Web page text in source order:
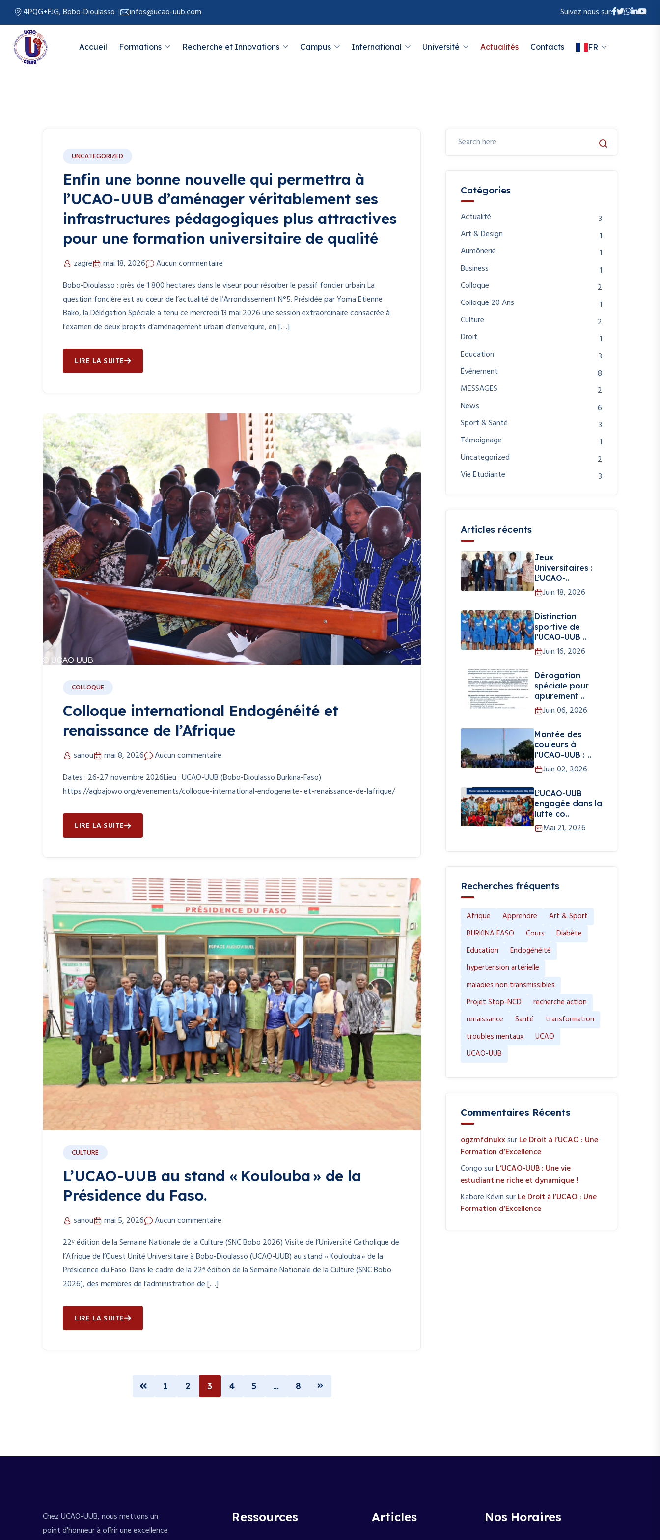
4PQG+FJG, Bobo-Dioulasso infos@ucao-uub.com Suivez nous sur:
Accueil Formations Recherche et Innovations Campus International Université Actualités Contacts FR
UNCATEGORIZED
Enfin une bonne nouvelle qui permettra à
l’UCAO-UUB d’aménager véritablement ses
infrastructures pédagogiques plus attractives
pour une formation universitaire de qualité
zagre mai 18, 2026
Aucun commentaire
Bobo-Dioulasso : près de 1 800 hectares dans le viseur pour résorber le passif foncier urbain La
question foncière est au cœur de l’actualité de l’Arrondissement N°5. Présidée par Yoma Etienne
Bako, la Délégation Spéciale a tenu ce mercredi 13 mai 2026 une session extraordinaire consacrée à
l’examen de deux projets d’aménagement urbain d’envergure, en […]
LIRE LA SUITE
COLLOQUE
Colloque international Endogénéité et
renaissance de l’Afrique
sanou mai 8, 2026
Aucun commentaire
Dates : 26-27 novembre 2026Lieu : UCAO-UUB (Bobo-Dioulasso Burkina-Faso)
https://agbajowo.org/evenements/colloque-international-endogeneite- et-renaissance-de-lafrique/
LIRE LA SUITE
CULTURE
L’UCAO-UUB au stand « Koulouba » de la
Présidence du Faso.
sanou mai 5, 2026
Aucun commentaire
22ᵉ édition de la Semaine Nationale de la Culture (SNC Bobo 2026) Visite de l’Université Catholique de
l’Afrique de l’Ouest Unité Universitaire à Bobo-Dioulasso (UCAO-UUB) au stand « Koulouba » de la
Présidence du Faso. Dans le cadre de la 22ᵉ édition de la Semaine Nationale de la Culture (SNC Bobo
2026), des membres de l’administration de […]
LIRE LA SUITE
1 2 3 4 5 … 8
Catégories
Actualité
3
Art & Design
1
Aumônerie
1
Business
1
Colloque
2
Colloque 20 Ans
1
Culture
2
Droit
1
Education
3
Événement
8
MESSAGES
2
News
6
Sport & Santé
3
Témoignage
1
Uncategorized
2
Vie Etudiante
3
Articles récents
Jeux
Universitaires :
L’UCAO-..
Juin 18, 2026
Distinction
sportive de
l’UCAO-UUB ..
Juin 16, 2026
Dérogation
spéciale pour
apurement ..
Juin 06, 2026
Montée des
couleurs à
l’UCAO-UUB : ..
Juin 02, 2026
L’UCAO-UUB
engagée dans la
lutte co..
Mai 21, 2026
Recherches fréquents
Afrique Apprendre
Art & Sport
BURKINA FASO
Cours
Diabète
Education
Endogénéité
hypertension artérielle
maladies non transmissibles
Projet Stop-NCD
recherche action
renaissance
Santé
transformation
troubles mentaux
UCAO
UCAO-UUB
Commentaires Récents
ogzmfdnukxsurLe Droit à l’UCAO : Une
Formation d’Excellence
CongosurL’UCAO-UUB : Une vie
estudiantine riche et dynamique !
Kabore KévinsurLe Droit à l’UCAO : Une
Formation d’Excellence
Chez UCAO-UUB, nous mettons un
point d'honneur à offrir une excellence
Ressources Articles Nos Horaires